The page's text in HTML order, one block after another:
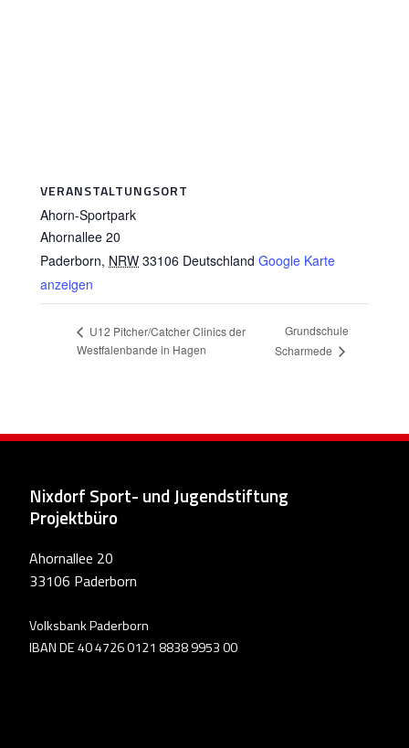
VERANSTALTUNGSORT
Ahorn-Sportpark
Ahornallee 20
Paderborn, NRW 33106 Deutschland Google Karte
anzeigen
U12 Pitcher/Catcher Clinics der
Westfalenbande in Hagen
Grundschule
Scharmede
Nixdorf Sport- und Jugendstiftung
Projektbüro
Ahornallee 20
33106 Paderborn
Volksbank Paderborn
IBAN DE 40 4726 0121 8838 9953 00